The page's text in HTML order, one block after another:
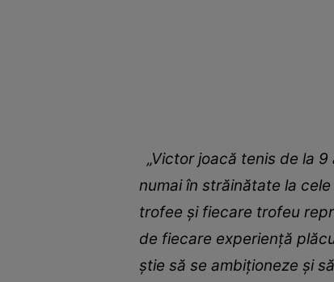
„Victor joacă tenis de la
numai în străinătate la
trofee și fiecare trofeu
de fiecare experiență
știe să se ambiționeze și